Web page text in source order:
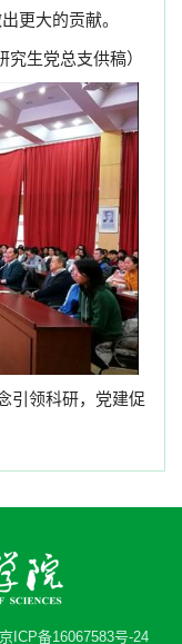
更大的贡献。
究生党总支供稿）
引领科研，党建促
京ICP备16067583号-24